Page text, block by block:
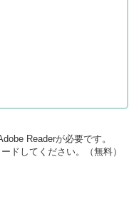
Readerが必要です。
ドしてください。（無料）